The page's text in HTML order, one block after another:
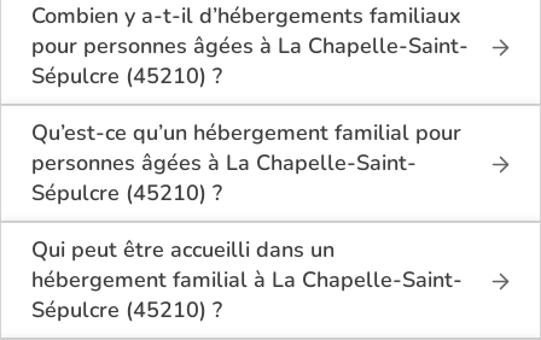
Combien y a-t-il d’hébergements familiaux
pour personnes âgées à La Chapelle-Saint-
Sépulcre (45210) ?
Sur Logement-seniors.com, on recense actuellement
2 hébergements familiaux pour personnes âgées à
La Chapelle-Saint-Sépulcre (45210) en 2026.
Ces structures offrent un cadre de vie chaleureux et
sécurisant, idéal pour les seniors souhaitant vivre
dans un environnement plus intime que celui d’un
établissement collectif.
Qu’est-ce qu’un hébergement familial pour
personnes âgées à La Chapelle-Saint-
Sépulcre (45210) ?
L’hébergement familial permet à une personne âgée
d’être accueillie au domicile d’un accueillant familial
agréé par le département.
Elle y bénéficie d’un cadre de vie convivial, de repas
partagés, d’une présence quotidienne et d’un
Qui peut être accueilli dans un
hébergement familial à La Chapelle-Saint-
Sépulcre (45210) ?